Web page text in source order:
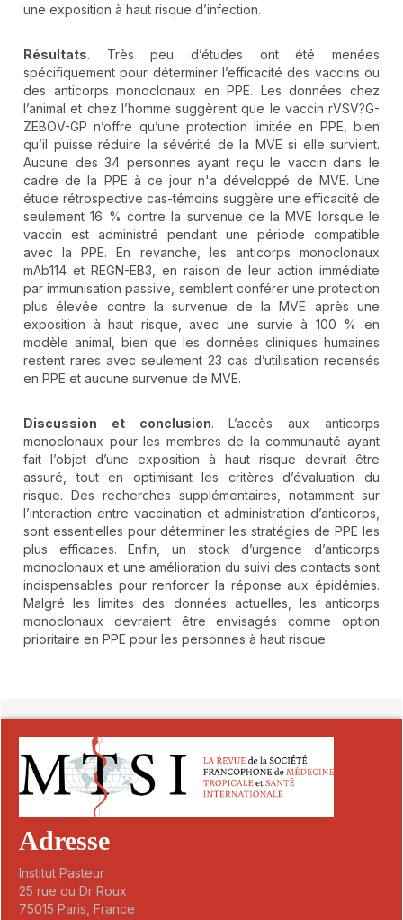
une exposition à haut risque d’infection.
Résultats. Très peu d’études ont été menées
spécifiquement pour déterminer l’efficacité des vaccins ou
des anticorps monoclonaux en PPE. Les données chez
l’animal et chez l’homme suggèrent que le vaccin rVSV?G-
ZEBOV-GP n’offre qu’une protection limitée en PPE, bien
qu’il puisse réduire la sévérité de la MVE si elle survient.
Aucune des 34 personnes ayant reçu le vaccin dans le
cadre de la PPE à ce jour n'a développé de MVE. Une
étude rétrospective cas-témoins suggère une efficacité de
seulement 16 % contre la survenue de la MVE lorsque le
vaccin est administré pendant une période compatible
avec la PPE. En revanche, les anticorps monoclonaux
mAb114 et REGN-EB3, en raison de leur action immédiate
par immunisation passive, semblent conférer une protection
plus élevée contre la survenue de la MVE après une
exposition à haut risque, avec une survie à 100 % en
modèle animal, bien que les données cliniques humaines
restent rares avec seulement 23 cas d’utilisation recensés
en PPE et aucune survenue de MVE.
Discussion et conclusion. L’accès aux anticorps
monoclonaux pour les membres de la communauté ayant
fait l’objet d’une exposition à haut risque devrait être
assuré, tout en optimisant les critères d’évaluation du
risque. Des recherches supplémentaires, notamment sur
l’interaction entre vaccination et administration d’anticorps,
sont essentielles pour déterminer les stratégies de PPE les
plus efficaces. Enfin, un stock d’urgence d’anticorps
monoclonaux et une amélioration du suivi des contacts sont
indispensables pour renforcer la réponse aux épidémies.
Malgré les limites des données actuelles, les anticorps
monoclonaux devraient être envisagés comme option
prioritaire en PPE pour les personnes à haut risque.
Adresse
Institut Pasteur
25 rue du Dr Roux
75015 Paris, France